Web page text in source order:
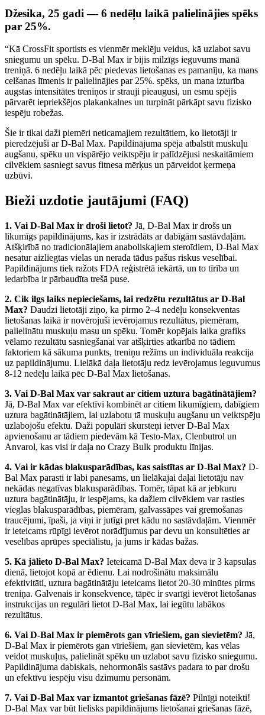
Džesika, 25 gadi — 6 nedēļu laikā palielinājies spēks
par 25%.
“Kā CrossFit sportists es vienmēr meklēju veidus, kā uzlabot savu
sniegumu un spēku. D-Bal Max ir bijis milzīgs ieguvums manā
treniņā. 6 nedēļu laikā pēc piedevas lietošanas es pamanīju, ka mans
celšanas līmenis ir palielinājies par 25%. spēks, un mana izturība
augstas intensitātes treniņos ir strauji pieaugusi, un esmu spējis
pārvarēt iepriekšējos plakankalnes un turpināt pārkāpt savu fizisko
iespēju robežas.
Šie ir tikai daži piemēri neticamajiem rezultātiem, ko lietotāji ir
pieredzējuši ar D-Bal Max. Papildinājuma spēja atbalstīt muskuļu
augšanu, spēku un vispārējo veiktspēju ir palīdzējusi neskaitāmiem
cilvēkiem sasniegt savus fitnesa mērķus un pārveidot ķermeņa
uzbūvi.
Bieži uzdotie jautājumi (FAQ)
1. Vai D-Bal Max ir droši lietot? Jā, D-Bal Max ir drošs un
likumīgs papildinājums, kas ir izstrādāts ar dabīgām sastāvdaļām.
Atšķirībā no tradicionālajiem anaboliskajiem steroīdiem, D-Bal Max
nesatur aizliegtas vielas un nerada tādus pašus riskus veselībai.
Papildinājums tiek ražots FDA reģistrētā iekārtā, un to tīrība un
iedarbība ir pārbaudīta trešā puse.
2. Cik ilgs laiks nepieciešams, lai redzētu rezultātus ar D-Bal
Max? Daudzi lietotāji ziņo, ka pirmo 2–4 nedēļu konsekventas
lietošanas laikā ir novērojuši ievērojamus rezultātus, piemēram,
palielinātu muskuļu masu un spēku. Tomēr kopējais laika grafiks
vēlamo rezultātu sasniegšanai var atšķirties atkarībā no tādiem
faktoriem kā sākuma punkts, treniņu režīms un individuāla reakcija
uz papildinājumu. Lielākā daļa lietotāju redz ievērojamus ieguvumus
8-12 nedēļu laikā pēc D-Bal Max lietošanas.
3. Vai D-Bal Max var sakraut ar citiem uztura bagātinātājiem?
Jā, D-Bal Max var efektīvi kombinēt ar citiem likumīgiem, dabīgiem
uztura bagātinātājiem, lai uzlabotu tā muskuļu augšanu un veiktspēju
uzlabojošu efektu. Daži populāri skursteņi ietver D-Bal Max
apvienošanu ar tādiem piedevām kā Testo-Max, Clenbutrol un
Anvarol, kas visi ir daļa no Crazy Bulk produktu līnijas.
4. Vai ir kādas blakusparādības, kas saistītas ar D-Bal Max? D-
Bal Max parasti ir labi panesams, un lielākajai daļai lietotāju nav
nekādas negatīvas blakusparādības. Tomēr, tāpat kā ar jebkuru
uztura bagātinātāju, ir iespējams, ka dažiem cilvēkiem var rasties
vieglas blakusparādības, piemēram, galvassāpes vai gremošanas
traucējumi, īpaši, ja viņi ir jutīgi pret kādu no sastāvdaļām. Vienmēr
ir ieteicams rūpīgi ievērot norādījumus par devu un konsultēties ar
veselības aprūpes speciālistu, ja jums ir kādas bažas.
5. Kā jālieto D-Bal Max? Ieteicamā D-Bal Max deva ir 3 kapsulas
dienā, lietojot kopā ar ēdienu. Lai nodrošinātu maksimālu
efektivitāti, uztura bagātinātāju ieteicams lietot 20-30 minūtes pirms
treniņa. Galvenais ir konsekvence, tāpēc ir svarīgi ievērot lietošanas
instrukcijas un regulāri lietot D-Bal Max, lai iegūtu labākos
rezultātus.
6. Vai D-Bal Max ir piemērots gan vīriešiem, gan sievietēm? Jā,
D-Bal Max ir piemērots gan vīriešiem, gan sievietēm, kas vēlas
veidot muskuļus, palielināt spēku un uzlabot savu fizisko sniegumu.
Papildinājuma dabiskais, nehormonāls sastāvs padara to par drošu
un efektīvu iespēju visu dzimumu personām.
7. Vai D-Bal Max var izmantot griešanas fāzē? Pilnīgi noteikti!
D-Bal Max var būt lielisks papildinājums lietošanai griešanas fāzē,